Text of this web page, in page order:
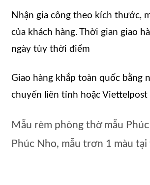
Nhận gia công theo kích thước,
của khách hàng. Thời gian giao
ngày tùy thời điểm
Giao hàng khắp toàn quốc bằng
chuyển liên tỉnh hoặc Viettelpost
Mẫu rèm phòng thờ mẫu
Phúc Nho, mẫu trơn 1 màu